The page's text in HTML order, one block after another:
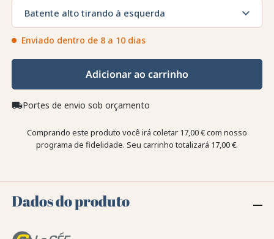
Batente alto tirando à esquerda
Enviado dentro de 8 a 10 dias
Adicionar ao carrinho
local_shippingPortes de envio sob orçamento
Comprando este produto você irá coletar 17,00 €com nosso
programa de fidelidade. Seu carrinho totalizará 17,00 €.
Dados do produto